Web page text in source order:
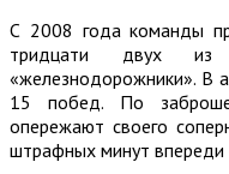
С 2008 года команды
тридцати двух из
«железнодорожники». В
15 побед. По
опережают своего
штрафных минут впереди